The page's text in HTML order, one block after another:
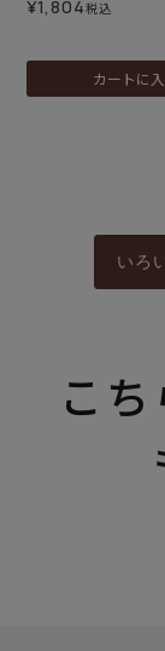
¥1,804税込
カートに
いろ
こ